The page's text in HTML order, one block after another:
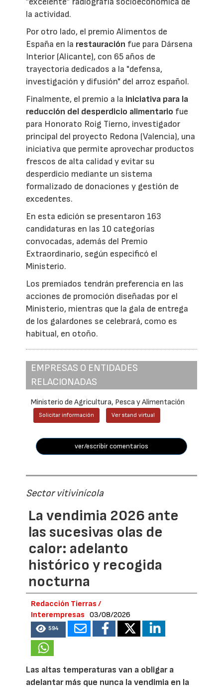
la actividad.
Por otro lado, el premio Alimentos de
España en la restauración fue para Dársena
Interior (Alicante), con 65 años de
trayectoria dedicados a la "defensa,
investigación y difusión" del arroz español.
Finalmente, el premio a la iniciativa para la
reducción del desperdicio alimentario fue
para Honorato Roig Tierno, investigador
principal del proyecto Redona (Valencia), una
iniciativa que permite aprovechar productos
frescos de alta calidad y evitar su
desperdicio mediante un sistema
formalizado de donaciones y gestión de
excedentes.
En esta edición se presentaron 163
candidaturas en las 10 categorías
convocadas, además del Premio
Extraordinario, según especificó el
Ministerio.
Los premiados tendrán preferencia en las
acciones de promoción diseñadas por el
Ministerio, mientras que la gala de entrega
de los galardones se celebrará, como es
habitual, en otoño.
EMPRESAS O ENTIDADES
RELACIONADAS
Ministerio de Agricultura, Pesca y Alimentación
Solicitar información Ver stand virtual
ver/escribir comentarios
Sector vitivinícola
La vendimia 2026 ante
las sucesivas olas de
calor: adelanto
histórico y recogida
nocturna
Redacción Tierras /
Interempresas
03/08/2026
594
Las altas temperaturas van a obligar a
adelantar más que nunca la vendimia en la